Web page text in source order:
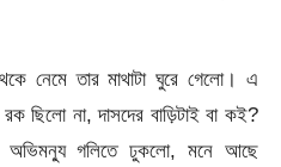
নেমে তার মাথাটা ঘুরে গেলো। এ
ছিলো না, দাসদের বাড়িটাই বা কই?
অভিমন্যু গলিতে ঢুকলো, মনে আছে